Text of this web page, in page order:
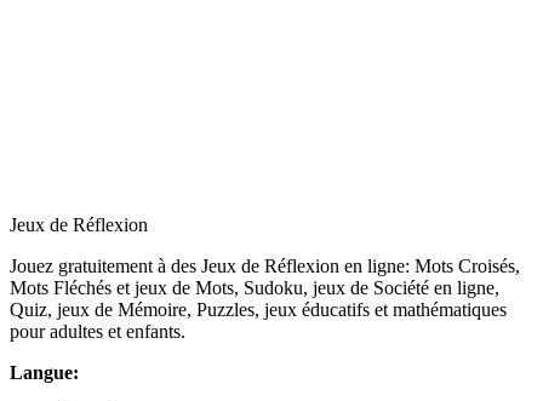
Jeux de Réflexion
Jouez gratuitement à des Jeux de Réflexion en ligne: Mots Croisés,
Mots Fléchés et jeux de Mots, Sudoku, jeux de Société en ligne,
Quiz, jeux de Mémoire, Puzzles, jeux éducatifs et mathématiques
pour adultes et enfants.
Langue: